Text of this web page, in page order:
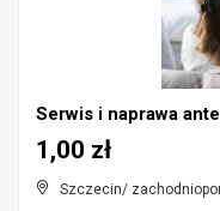
Serwis i naprawa
Szczecin/
1,00 zł